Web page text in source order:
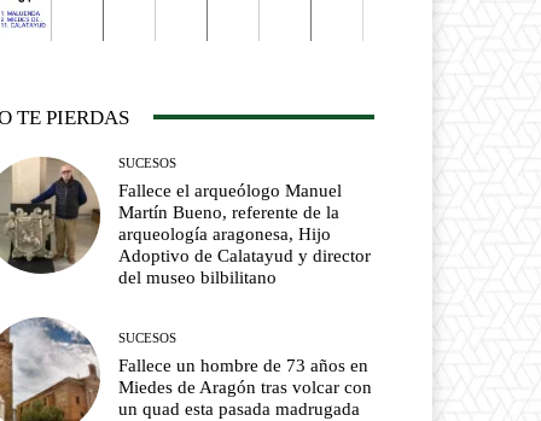
TE PIERDAS
SUCESOS
Fallece el arqueólogo Manuel
Martín Bueno, referente de la
arqueología aragonesa, Hijo
Adoptivo de Calatayud y director
del museo bilbilitano
SUCESOS
Fallece un hombre de 73 años en
Miedes de Aragón tras volcar con
un quad esta pasada madrugada